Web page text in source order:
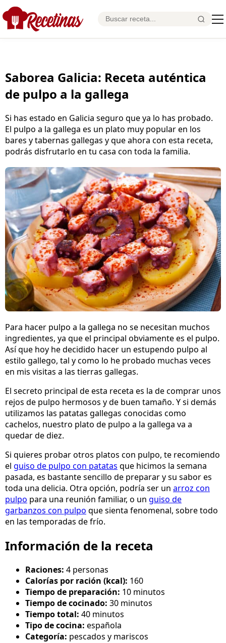
Saborea Galicia: Receta auténtica
de pulpo a la gallega
Si has estado en Galicia seguro que ya lo has probado.
El pulpo a la gallega es un plato muy popular en los
bares y tabernas gallegas y que ahora con esta receta,
podrás disfrutarlo en tu casa con toda la familia.
Para hacer pulpo a la gallega no se necesitan muchos
ingredientes, ya que el principal obviamente es el pulpo.
Así que hoy he decidido hacer un estupendo pulpo al
estilo gallego, tal y como lo he probado muchas veces
en mis visitas a las tierras gallegas.
El secreto principal de esta receta es la de comprar unos
rejos de pulpo hermosos y de buen tamaño. Y si demás
utilizamos las patatas gallegas conocidas como
cachelos, nuestro plato de pulpo a la gallega va a
quedar de diez.
Si quieres probar otros platos con pulpo, te recomiendo
el guiso de pulpo con patatas que hicimos la semana
pasada, es bastante sencillo de preparar y su sabor es
toda una delicia. Otra opción, podría ser un arroz con
pulpo para una reunión familiar, o un guiso de
garbanzos con pulpo que sienta fenomenal, sobre todo
en las temporadas de frío.
Información de la receta
Raciones: 4 personas
Calorías por ración (kcal): 160
Tiempo de preparación: 10 minutos
Tiempo de cocinado: 30 minutos
Tiempo total: 40 minutos
Tipo de cocina: española
Categoría: pescados y mariscos